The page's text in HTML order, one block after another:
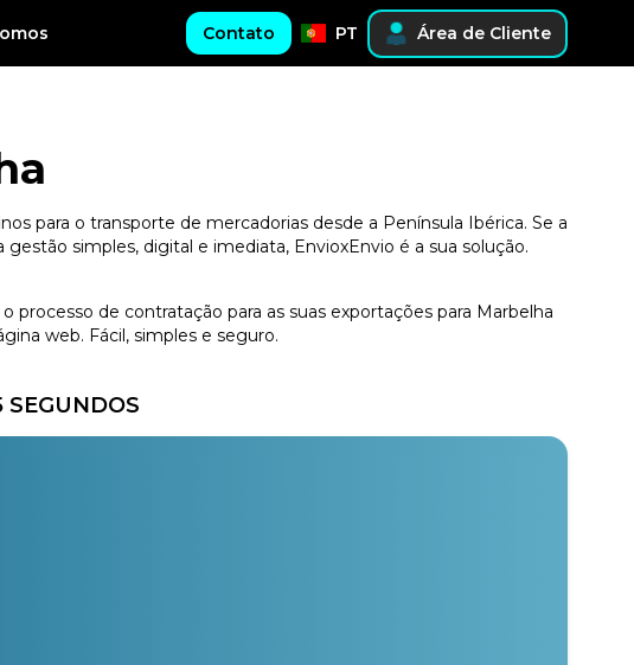
Contato PT Área de Cliente
para o transporte de mercadorias desde a Península Ibérica. Se a
simples, digital e imediata, EnvioxEnvio é a sua solução.
de contratação para as suas exportações para Marbelha
web. Fácil, simples e seguro.